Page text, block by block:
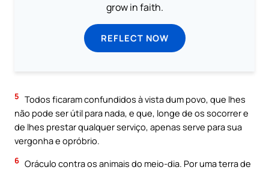
grow in faith.
REFLECT NOW
5 Todos ficaram confundidos à vista dum povo, que lhes
não pode ser útil para nada, e que, longe de os socorrer e
de lhes prestar qualquer serviço, apenas serve para sua
vergonha e opróbrio.
6 Oráculo contra os animais do meio-dia. Por uma terra de